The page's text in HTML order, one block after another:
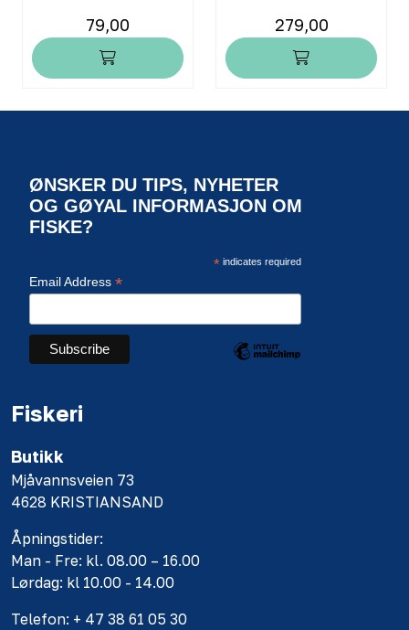
79,00 279,00
ØNSKER DU TIPS, NYHETER
OG GØYAL INFORMASJON OM
FISKE?
*indicates required
Email Address *
Fiskeri
Butikk
Mjåvannsveien 73
4628 KRISTIANSAND
Åpningstider:
Man - Fre: kl. 08.00 – 16.00
Lørdag: kl 10.00 - 14.00
Telefon: + 47 38 61 05 30